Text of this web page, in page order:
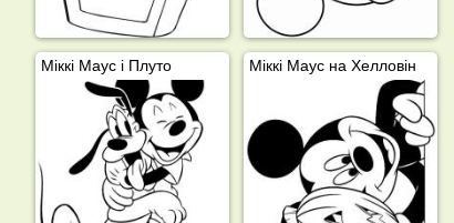
Міккі Маус і Плуто Міккі Маус на Хелловін